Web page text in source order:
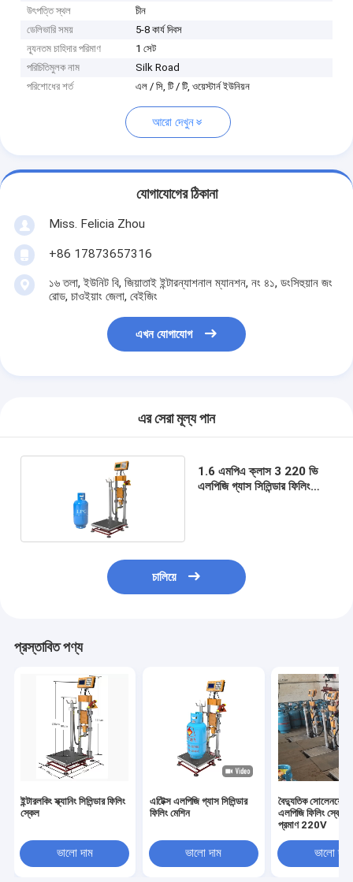
উৎপত্তি স্থল
চীন
ডেলিভারি সময়
5-8 কার্য দিবস
ন্যূনতম চাহিদার পরিমাণ
1 সেট
পরিচিতিমুলক নাম
Silk Road
পরিশোধের শর্ত
এল / সি, টি / টি, ওয়েস্টার্ন ইউনিয়ন
আরো দেখুন
যোগাযোগের ঠিকানা
Miss. Felicia Zhou
+86 17873657316
১৬ তলা, ইউনিট বি, জিয়াতাই ইন্টারন্যাশনাল ম্যানশন, নং ৪১, ডংসিহুয়ান জং
রোড, চাওইয়াং জেলা, বেইজিং
এখন যোগাযোগ
এর সেরা মূল্য পান
1.6 এমপিএ ক্লাস 3 220 ভি
এলপিজি গ্যাস সিলিন্ডার ফিলিং
চালিয়ে
প্রস্তাবিত পণ্য
ইন্টারলকিং স্ক্যানিং সিলিন্ডার ফিলিং
স্কেল
ভালো দাম
এটিেক্স এলপিজি গ্যাস সিলিন্ডার
ফিলিং মেশিন
ভালো দাম
বৈদ্যুতিক সোলেনয়েড
এলপিজি ফিলিং স্কেল
প্রমাণ 220V
ভালো দাম